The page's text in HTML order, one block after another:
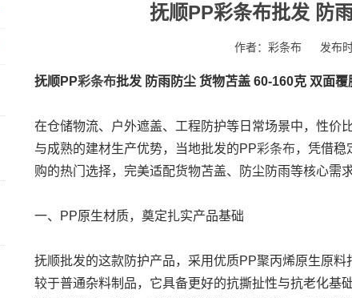
抚顺PP彩条布批发 防
作者：彩条布 发布
抚顺PP彩条布批发 防雨防尘 货物苫盖 60-160克 双面覆
在仓储物流、户外遮盖、工程防护等日常场景中，性价
与成熟的建材生产优势，当地批发的PP彩条布，凭借稳
购的热门选择，完美适配货物苫盖、防尘防雨等核心需
一、PP原生材质，奠定扎实产品基础
抚顺批发的这款防护产品，采用优质PP聚丙烯原生原
较于普通杂料制品，它具备更好的抗撕扯性与抗老化基